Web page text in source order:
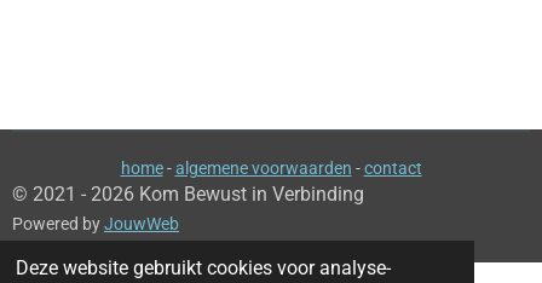
Deze website gebruikt cookies voor analyse-
home-algemene voorwaarden -contact
© 2021 - 2026 Kom Bewust in Verbinding
Powered byJouwWeb